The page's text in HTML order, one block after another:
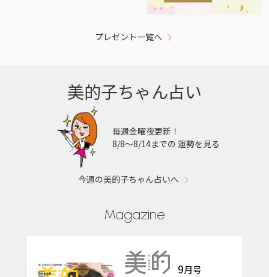
プレゼント一覧へ
美的子ちゃん占い
毎週金曜夜更新！
8/8〜8/14までの 運勢を見る
今週の美的子ちゃん占いへ
Magazine
9月号